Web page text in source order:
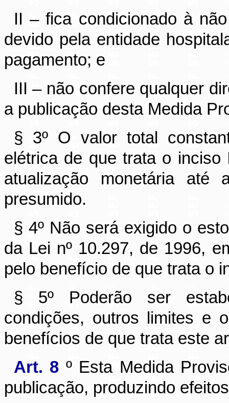
II – fica condicionado à
devido pela entidade
pagamento; e
III – não confere qualquer
a publicação desta Medida
§ 3º O valor total
elétrica de que trata o
atualização monetária
presumido.
§ 4º Não será exigido o
da Lei nº 10.297, de 1996,
pelo benefício de que trata o
§ 5º Poderão ser
condições, outros limites e
benefícios de que trata este
Art. 8 º Esta Medida
publicação, produzindo